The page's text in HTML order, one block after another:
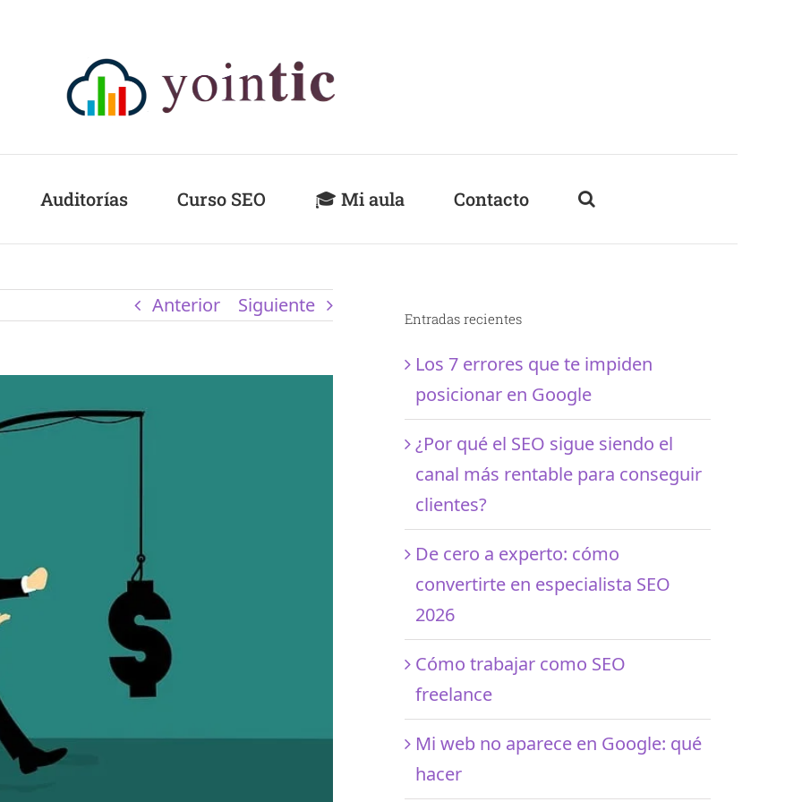
Auditorías Curso SEO 🎓 Mi aula Contacto
Anterior Siguiente
Entradas recientes
Los 7 errores que te impiden
posicionar en Google
¿Por qué el SEO sigue siendo el
canal más rentable para conseguir
clientes?
De cero a experto: cómo
convertirte en especialista SEO
2026
Cómo trabajar como SEO
freelance
Mi web no aparece en Google: qué
hacer